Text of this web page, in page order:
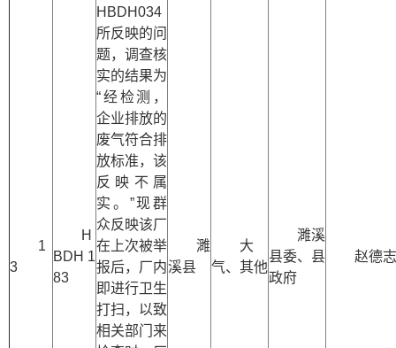
1
3
H
BDH 1
83
HBDH034
所反映的问
题，调查核
实的结果为
“经检测，
企业排放的
废气符合排
放标准，该
反映不属
实。”现群
众反映该厂
在上次被举
报后，厂内
即进行卫生
打扫，以致
相关部门来
濉
溪县
大
气、其他
濉溪
县委、县
政府
赵德